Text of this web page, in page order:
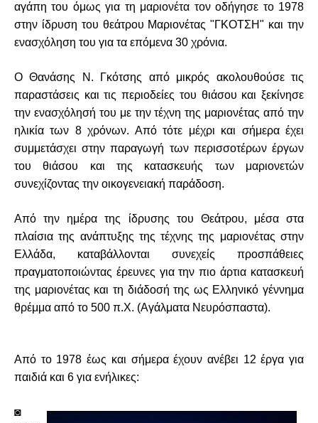
αγάπη του όμως για τη μαριονέτα τον οδήγησε τo 1978
στην ίδρυση του θεάτρου Μαριονέτας "ΓΚΟΤΣΗ" και την
ενασχόληση του για τα επόμενα 30 χρόνια.
Ο Θανάσης Ν. Γκότσης από μικρός ακολουθούσε τις
παραστάσεις και τις περιοδείες του θιάσου και ξεκίνησε
την ενασχόλησή του με την τέχνη της μαριονέτας από την
ηλικία των 8 χρόνων. Από τότε μέχρι και σήμερα έχει
συμμετάσχει στην παραγωγή των περισσοτέρων έργων
του θιάσου και της κατασκευής των μαριονετών
συνεχίζοντας την οικογενειακή παράδοση.
Από την ημέρα της ίδρυσης του Θεάτρου, μέσα στα
πλαίσια της ανάπτυξης της τέχνης της μαριονέτας στην
Ελλάδα, καταβάλλονται συνεχείς προσπάθειες
πραγματοποιώντας έρευνες για την πιο άρτια κατασκευή
της μαριονέτας και τη διάδοσή της ως Ελληνικό γέννημα
θρέμμα από το 500 π.Χ. (Αγάλματα Νευρόσπαστα).
Από το 1978 έως και σήμερα έχουν ανέβει 12 έργα για
παιδιά και 6 για ενήλικες:
◙